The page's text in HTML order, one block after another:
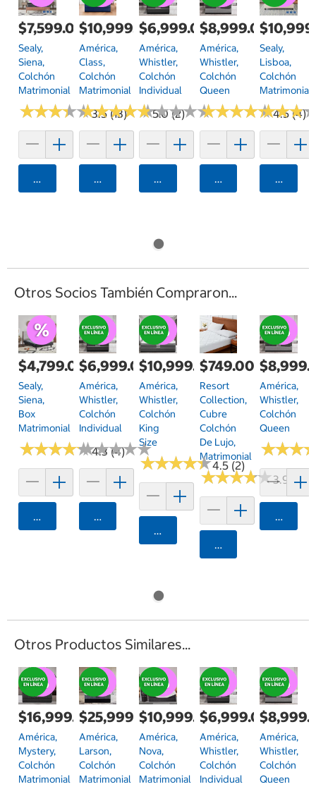
$7,599.00
Sealy,
Siena,
Colchón
Matrimonial
★★★★★
★★★★★3.5 (13)
Agregar
$10,999.00
América,
Class,
Colchón
Matrimonial
★★★★★
★★★★★5.0 (2)
Agregar
$6,999.00
América,
Whistler,
Colchón
Individual
★★★★★
★★★★★
Agregar
$8,999.00
América,
Whistler,
Colchón
Queen
★★★★★
★★★★★4.5 (4)
Agregar
Sealy,
Lisboa,
Colchón
Matrimonial
★★★
★★★
Otros Socios También Compraron...
$4,799.00
Sealy,
Siena,
Box
Matrimonial
★★★★★
★★★★★4.3 (4)
Agregar
$6,999.00
América,
Whistler,
Colchón
Individual
★★★★★
★★★★★
Agregar
$10,999.00
América,
Whistler,
Colchón
King
Size
★★★★★
★★★★★4.5 (2)
Agregar
$749.00
Resort
Collection,
Cubre
Colchón
De Lujo,
Matrimonial
★★★★★
★★★★★3.9 (7)
Agregar
América,
Whistler,
Colchón
Queen
★★★
★★★
Otros Productos Similares...
$16,999.00
América,
Mystery,
Colchón
Matrimonial
$25,999.00
América,
Larson,
Colchón
Matrimonial
$10,999.00
América,
Nova,
Colchón
Matrimonial
$6,999.00
América,
Whistler,
Colchón
Individual
América,
Whistler,
Colchón
Queen